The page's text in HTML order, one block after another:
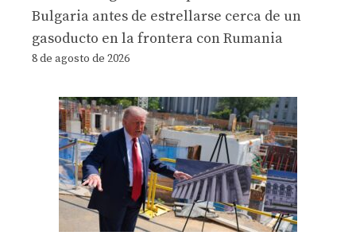
Bulgaria antes de estrellarse cerca de un
gasoducto en la frontera con Rumania
8 de agosto de 2026